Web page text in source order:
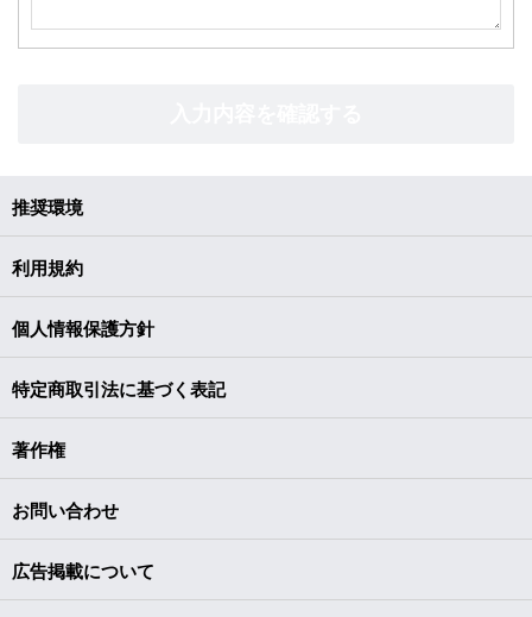
会員は、自らまたは第三者を利用して、当社に対し次の各号に該
その他前各号に準ずる行為
利用者が以下の項目に該当する場合、当社は、事前に通知するこ
て取り消すことができるものとします。
利用申込において、虚偽の申告を行ったことが判明した場合
第8条で禁止している事項に該当する行為を行った場合
利用者として不適切と当社が判断した場合 当社が、これらの措
置を取ったことで、当該利用者が当サービスを利用できず、こ
れにより損害が発生したとしても、当社は、いかなる責任も負
いません。
第11条（損害賠償）
会員は、会員が本規約及び法令の定めに違反したことにより、当
推奨環境
利用規約
個人情報保護方針
特定商取引法に基づく表記
著作権
お問い合わせ
広告掲載について